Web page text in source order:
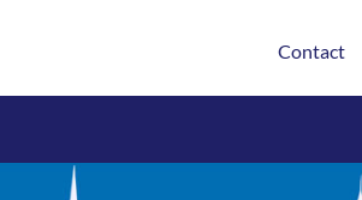
Contact